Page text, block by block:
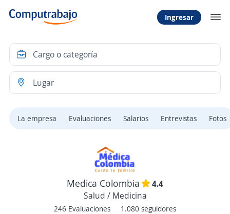
Ingresar
La empresa Evaluaciones Salarios Entrevistas Fotos
Medica Colombia
4.4
Salud / Medicina
246 Evaluaciones 1.080 seguidores